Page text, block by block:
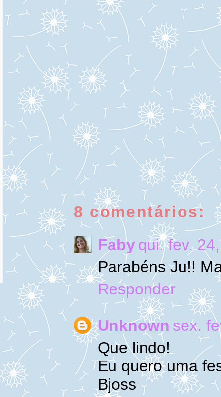
8 comentários:
Fabyqui. fev.
Parabéns Ju!!
Responder
Unknown sex.
Que lindo!
Eu quero uma
Bjoss